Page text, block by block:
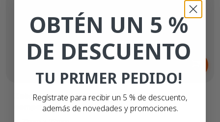
Desde
Zebra Z-Select 2000D (3007208-T)
compatibles
OBTÉN UN 5 %
DE DESCUENTO
TU PRIMER PEDIDO!
Regístrate para recibir un 5 % de descuento,
además de novedades y promociones.